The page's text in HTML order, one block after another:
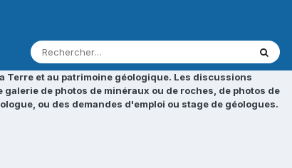
Terre et au patrimoine géologique. Les discussions
de photos de minéraux ou de roches, de photos de
ou des demandes d'emploi ou stage de géologues.